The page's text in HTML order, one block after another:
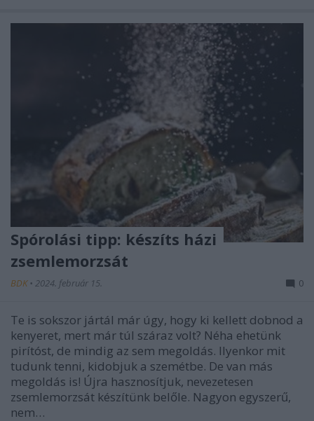
Spórolási tipp: készíts házi
zsemlemorzsát
BDK • 2024. február 15. 0
Te is sokszor jártál már úgy, hogy ki kellett dobnod a
kenyeret, mert már túl száraz volt? Néha ehetünk
pirítóst, de mindig az sem megoldás. Ilyenkor mit
tudunk tenni, kidobjuk a szemétbe. De van más
megoldás is! Újra hasznosítjuk, nevezetesen
zsemlemorzsát készítünk belőle. Nagyon egyszerű,
nem…